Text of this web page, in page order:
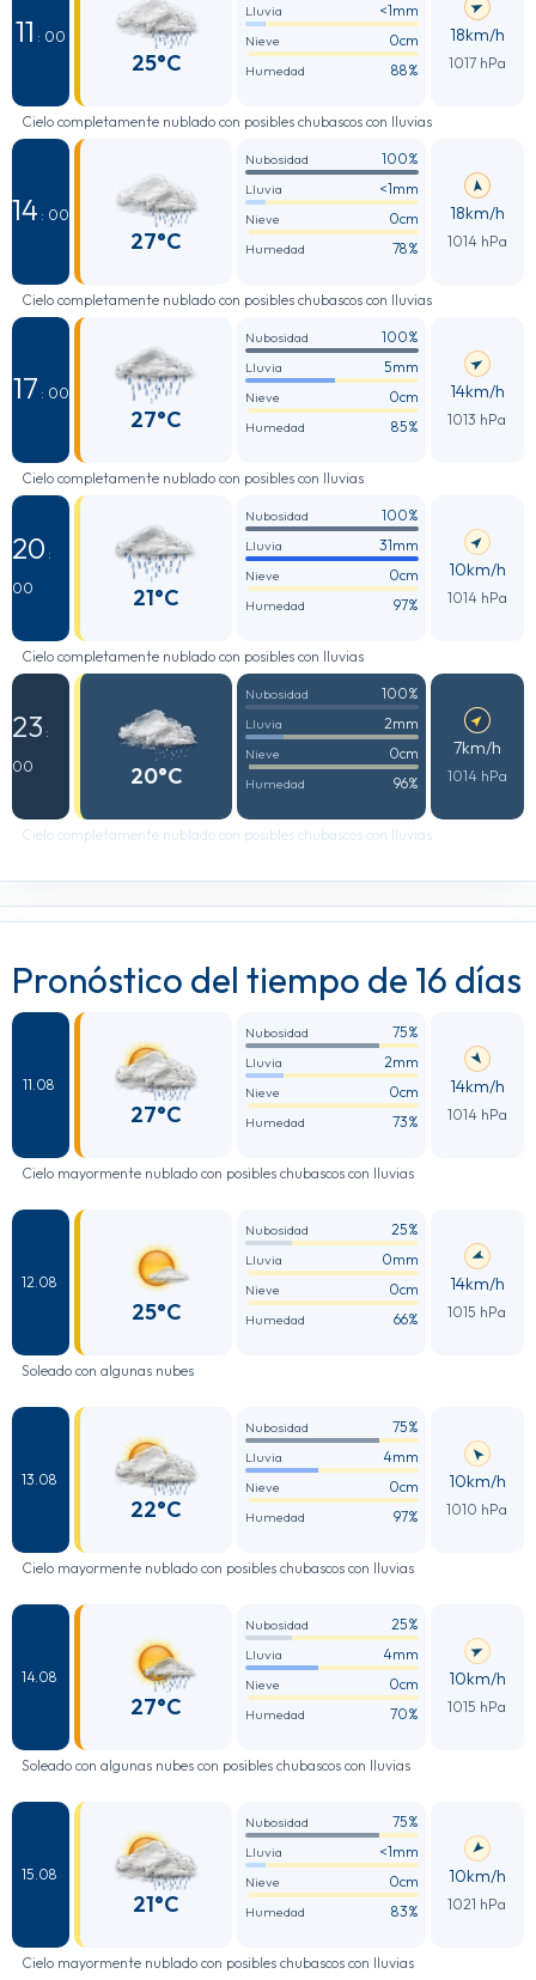
11 : 00
25°C
Lluvia <1mm
Nieve 0cm
Humedad 88%
18km/h
1017 hPa
Cielo completamente nublado con posibles chubascos con lluvias
14 : 00
27°C
Nubosidad 100%
Lluvia <1mm
Nieve 0cm
Humedad 78%
18km/h
1014 hPa
Cielo completamente nublado con posibles chubascos con lluvias
17 : 00
27°C
Nubosidad 100%
Lluvia 5mm
Nieve 0cm
Humedad 85%
14km/h
1013 hPa
Cielo completamente nublado con posibles con lluvias
20 :
00
21°C
Nubosidad 100%
Lluvia 31mm
Nieve 0cm
Humedad 97%
10km/h
1014 hPa
Cielo completamente nublado con posibles con lluvias
23 :
00
20°C
Nubosidad 100%
Lluvia 2mm
Nieve 0cm
Humedad 96%
7km/h
1014 hPa
Cielo completamente nublado con posibles chubascos con lluvias
Pronóstico del tiempo de 16 días
11.08
27°C
Nubosidad 75%
Lluvia 2mm
Nieve 0cm
Humedad 73%
14km/h
1014 hPa
Cielo mayormente nublado con posibles chubascos con lluvias
12.08
25°C
Nubosidad 25%
Lluvia 0mm
Nieve 0cm
Humedad 66%
14km/h
1015 hPa
Soleado con algunas nubes
13.08
22°C
Nubosidad 75%
Lluvia 4mm
Nieve 0cm
Humedad 97%
10km/h
1010 hPa
Cielo mayormente nublado con posibles chubascos con lluvias
14.08
27°C
Nubosidad 25%
Lluvia 4mm
Nieve 0cm
Humedad 70%
10km/h
1015 hPa
Soleado con algunas nubes con posibles chubascos con lluvias
15.08
21°C
Nubosidad 75%
Lluvia <1mm
Nieve 0cm
Humedad 83%
10km/h
1021 hPa
Cielo mayormente nublado con posibles chubascos con lluvias